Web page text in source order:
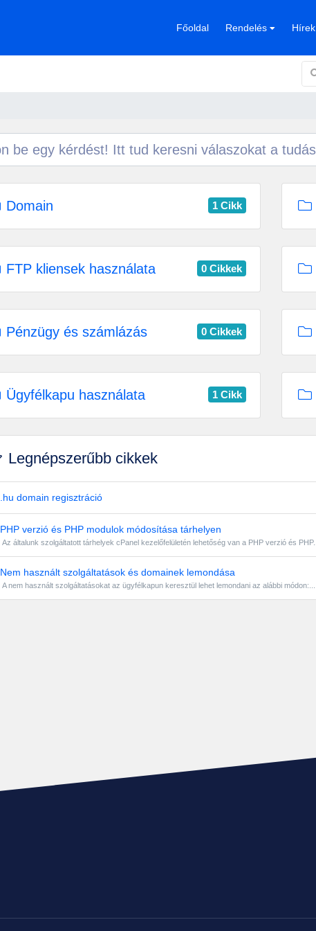
Főoldal Rendelés Hírek
Domain 1 Cikk
FTP kliensek használata 0 Cikkek
Pénzügy és számlázás 0 Cikkek
Ügyfélkapu használata 1 Cikk
Legnépszerűbb cikkek
.hu domain regisztráció
PHP verzió és PHP modulok módosítása tárhelyen
Az általunk szolgáltatott tárhelyek cPanel kezelőfelületén lehetőség van a PHP verzió és PHP...
Nem használt szolgáltatások és domainek lemondása
A nem használt szolgáltatásokat az ügyfélkapun keresztül lehet lemondani az alábbi módon:...